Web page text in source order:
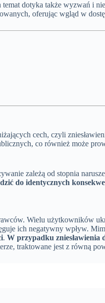
dotyka także wyzwań i
oferując wgląd w
cech, czyli
co również może
zależą od stopnia
do identycznych
Wielu użytkowników
ich negatywny wpływ.
. W przypadku zniesławienia
traktowane jest z równą